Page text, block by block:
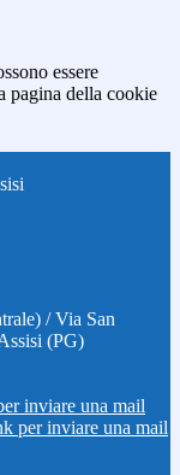
essere
pagina della cookie
/ Via San
(PG)
inviare una mail
per inviare una mail